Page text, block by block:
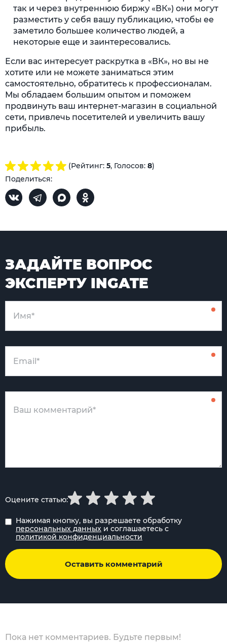
так и через внутреннюю биржу «ВК») они могут
разместить у себя вашу публикацию, чтобы ее
заметило большее количество людей, а
некоторые еще и заинтересовались.
Если вас интересует раскрутка в «ВК», но вы не
хотите или не можете заниматься этим
самостоятельно, обратитесь к профессионалам.
Мы обладаем большим опытом и поможем
продвинуть ваш интернет-магазин в социальной
сети, привлечь посетителей и увеличить вашу
прибыль.
(Рейтинг: 5, Голосов: 8)
Поделиться:
ЗАДАЙТЕ ВОПРОС
ЭКСПЕРТУ INGATE
Нажимая кнопку, вы разрешаете обработку
персональных данных и соглашаетесь с
политикой конфиденциальности
Оставить комментарий
Оцените статью:
Пока нет комментариев. Будьте первым!